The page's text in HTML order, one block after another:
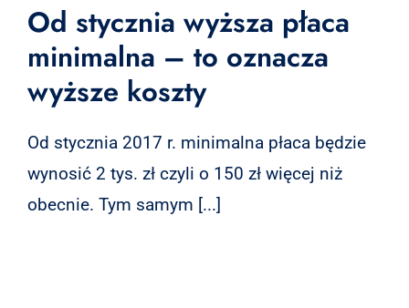
Od stycznia wyższa płaca
minimalna – to oznacza
wyższe koszty
Od stycznia 2017 r. minimalna płaca będzie
wynosić 2 tys. zł czyli o 150 zł więcej niż
obecnie. Tym samym [...]